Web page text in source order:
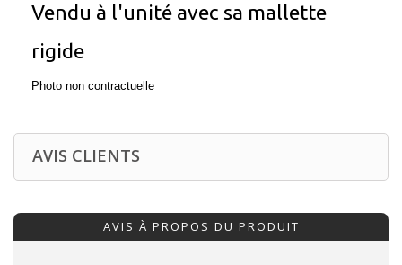
Vendu à l'unité avec sa mallette
rigide
Photo non contractuelle
AVIS CLIENTS
AVIS À PROPOS DU PRODUIT